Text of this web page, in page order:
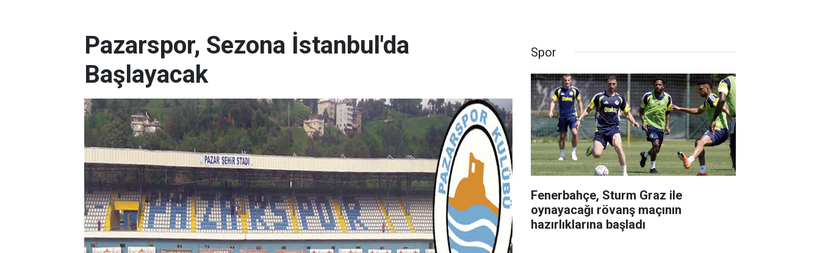
Pazarspor, Sezona İstanbul'da
Başlayacak
Spor
Fenerbahçe, Sturm Graz ile
oynayacağı rövanş maçının
hazırlıklarına başladı